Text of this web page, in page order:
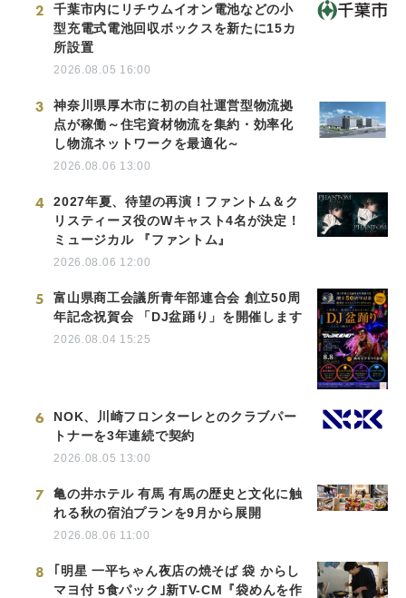
2
千葉市内にリチウムイオン電池などの小
型充電式電池回収ボックスを新たに15カ
所設置
2026.08.05 16:00
3
神奈川県厚木市に初の自社運営型物流拠
点が稼働～住宅資材物流を集約・効率化
し物流ネットワークを最適化～
2026.08.06 13:00
4
2027年夏、待望の再演！ファントム＆ク
リスティーヌ役のWキャスト4名が決定！
ミュージカル 『ファントム』
2026.08.06 12:00
5
富山県商工会議所青年部連合会 創立50周
年記念祝賀会 「DJ盆踊り」を開催します
2026.08.04 15:25
6
NOK、川崎フロンターレとのクラブパー
トナーを3年連続で契約
2026.08.05 13:00
7
亀の井ホテル 有馬 有馬の歴史と文化に触
れる秋の宿泊プランを9月から展開
2026.08.06 11:00
8
｢明星 一平ちゃん夜店の焼そば 袋 からし
マヨ付 5食パック｣新TV-CM『袋めんを作